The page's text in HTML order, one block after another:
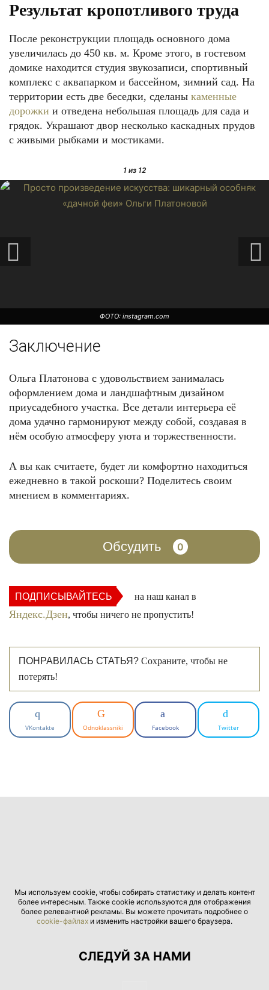
Результат кропотливого труда
После реконструкции площадь основного дома
увеличилась до 450 кв. м. Кроме этого, в гостевом
домике находится студия звукозаписи, спортивный
комплекс с аквапарком и бассейном, зимний сад. На
территории есть две беседки, сделаны каменные
дорожки и отведена небольшая площадь для сада и
грядок. Украшают двор несколько каскадных прудов
с живыми рыбками и мостиками.
1 из 12
ФОТО: instagram.com
ФОТО: instagram.com
ФОТО: instagram.com
ФОТО: instagram.com
Заключение
Ольга Платонова с удовольствием занималась
оформлением дома и ландшафтным дизайном
приусадебного участка. Все детали интерьера её
дома удачно гармонируют между собой, создавая в
нём особую атмосферу уюта и торжественности.
А вы как считаете, будет ли комфортно находиться
ежедневно в такой роскоши? Поделитесь своим
мнением в комментариях.
Обсудить 0
ПОДПИСЫВАЙТЕСЬ на наш канал в
Яндекс.Дзен, чтобы ничего не пропустить!
ПОНРАВИЛАСЬ СТАТЬЯ? Сохраните, чтобы не
потерять!
VKontakte Odnoklassniki Facebook Twitter
Мы используем cookie, чтобы собирать статистику и делать контент
более интересным. Также cookie используются для отображения
более релевантной рекламы. Вы можете прочитать подробнее о
cookie-файлах и изменить настройки вашего браузера.
СЛЕДУЙ ЗА НАМИ